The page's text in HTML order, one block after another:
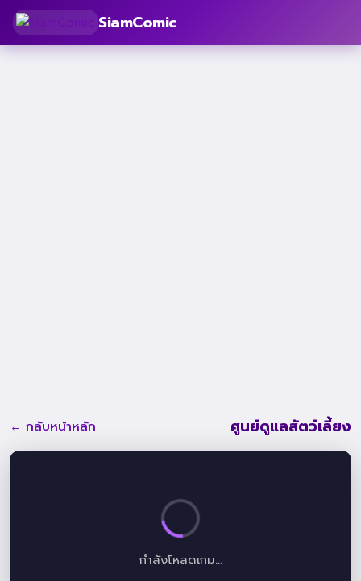
SiamComic
← กลับหน้าหลัก ศูนย์ดูแลสัตว์เลี้ยง
กำลังโหลดเกม...